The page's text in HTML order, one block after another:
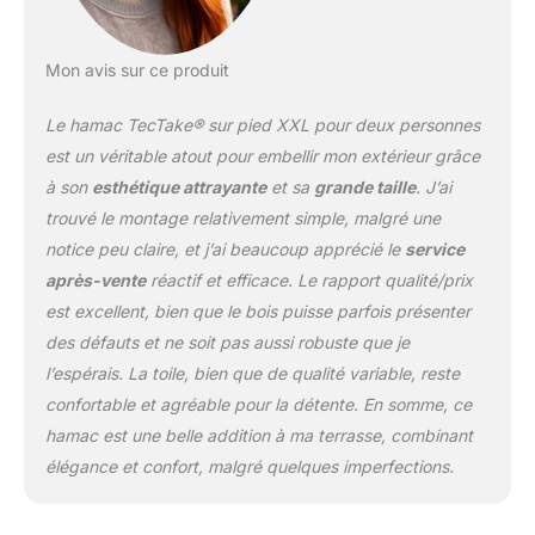
partager des moments
dans votre jardin ou au
bord de la piscine.
Conçu pour résister aux
intempéries, ce lit de
jardin est le complément
parfait de votre salon de
jardin, offrant un espace
confortable et sûr pour
vous détendre sous le
soleil ou à l'ombre de
votre véranda. SÉCURITÉ
ET FACILITÉ À PORTÉE
DE MAIN: Profitez d'une
Mon avis sur ce produit
Le hamac TecTake® sur pied XXL pour deux personnes
est un véritable atout pour embellir mon extérieur grâce
à son esthétique attrayanteet sa grande taille. J’ai
trouvé le montage relativement simple, malgré une
notice peu claire, et j’ai beaucoup apprécié le service
après-venteréactif et efficace. Le rapport qualité/prix
est excellent, bien que le bois puisse parfois présenter
des défauts et ne soit pas aussi robuste que je
l’espérais. La toile, bien que de qualité variable, reste
confortable et agréable pour la détente. En somme, ce
hamac est une belle addition à ma terrasse, combinant
élégance et confort, malgré quelques imperfections.